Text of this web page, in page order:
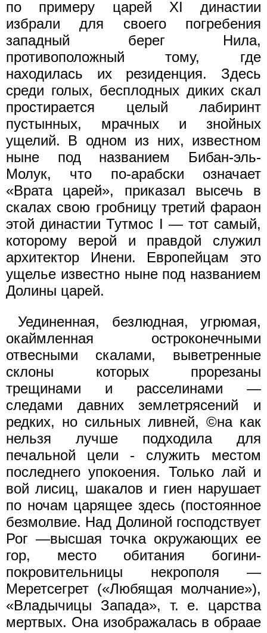
по примеру царей XI династии
избрали для своего погребения
западный берег Нила,
противоположный тому, где
находилась их резиденция. Здесь
среди голых, бесплодных диких скал
простирается целый лабиринт
пустынных, мрачных и знойных
ущелий. В одном из них, известном
ныне под названием Бибан-эль-
Молук, что по-арабски означает
«Врата царей», приказал высечь в
скалах свою гробницу третий фараон
этой династии Тутмос I — тот самый,
которому верой и правдой служил
архитектор Инени. Европейцам это
ущелье известно ныне под названием
Долины царей.
Уединенная, безлюдная, угрюмая,
окаймленная остроконечными
отвесными скалами, выветренные
склоны которых прорезаны
трещинами и расселинами —
следами давних землетрясений и
редких, но сильных ливней, ©на как
нельзя лучше подходила для
печальной цели - служить местом
последнего упокоения. Только лай и
вой лисиц, шакалов и гиен нарушает
по ночам царящее здесь (постоянное
безмолвие. Над Долиной господствует
Рог —высшая точка окружающих ее
гор, место обитания богини-
покровительницы некрополя —
Меретсегрет («Любящая молчание»),
«Владычицы Запада», т. е. царства
мертвых. Она изображалась в обраае